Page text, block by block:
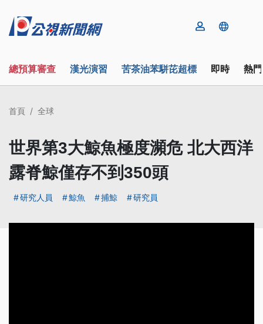
總預算審查 漢光演習 苦茶油苯駢芘超標 即時 熱
首頁 全球
世界第3大鯨魚極度瀕危 北大西洋
露脊鯨僅存不到350頭
研究人員 鯨魚 捕鯨 研究員